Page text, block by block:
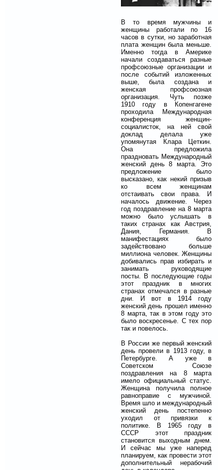
В то время мужчины и
женщины работали по 16
часов в сутки, но заработная
плата женщин была меньше.
Именно тогда в Америке
начали создаваться разные
профсоюзные организации и
после событий изложенных
выше, была создана и
женская профсоюзная
организация. Чуть позже
1910 году в Копенгагене
проходила Международная
конференция женщин-
социалисток, на ней свой
доклад делала уже
упомянутая Клара Цеткин.
Она предложила
праздновать Международный
женский день 8 марта. Это
предложение было
высказано, как некий призыв
ко всем женщинам
отстаивать свои права. И
началось движение. Через
год поздравление на 8 марта
можно было услышать в
таких странах как Австрия,
Дания, Германия. В
манифестациях было
задействовано больше
миллиона человек. Женщины
добивались прав избирать и
занимать руководящие
посты. В последующие годы
этот праздник в многих
странах отмечался в разные
дни. И вот в 1914 году
женский день прошел именно
8 марта, так в этом году это
было воскресенье. С тех пор
так и повелось.
В России же первый женский
день провели в 1913 году, в
Петербурге. А уже в
Советском Союзе
поздравления на 8 марта
имело официальный статус.
Женщина получила полное
равноправие с мужчиной.
Время шло и международный
женский день постепенно
уходил от привязки к
политике. В 1965 году в
СССР этот праздник
становится выходным днем.
И сейчас мы уже наперед
планируем, как провести этот
дополнительный нерабочий